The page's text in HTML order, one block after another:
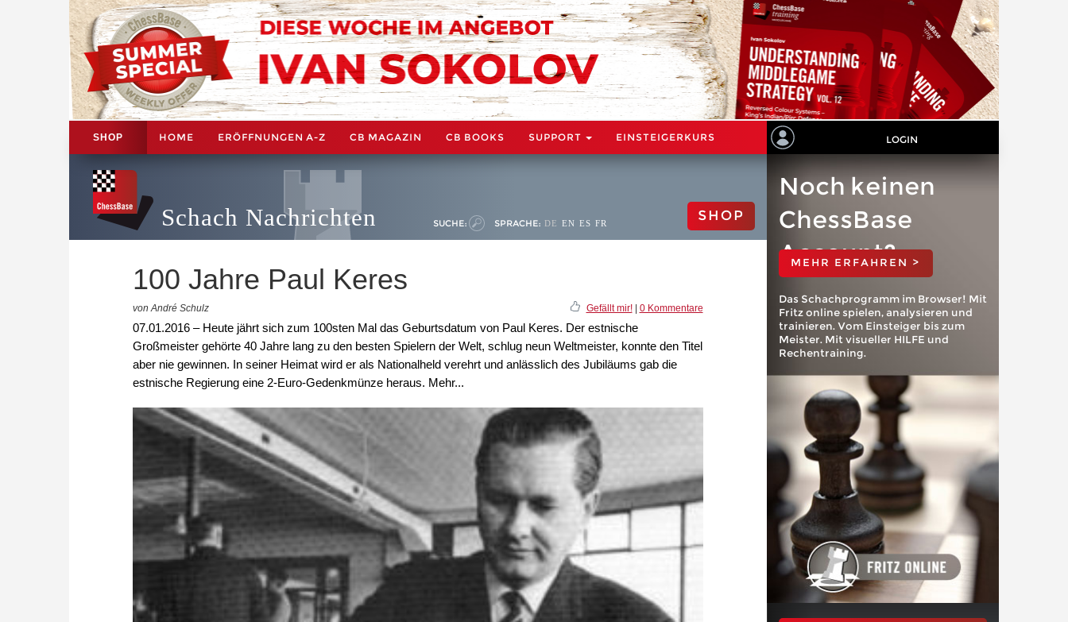
SHOP HOME ERÖFFNUNGEN A-Z CB MAGAZIN CB BOOKS SUPPORT EINSTEIGERKURS LOGIN
Schach Nachrichten SUCHE: SPRACHE: DE EN ES FR SHOP
100 Jahre Paul Keres
von André Schulz Gefällt mir!| 0 Kommentare
07.01.2016 – Heute jährt sich zum 100sten Mal das Geburtsdatum von Paul Keres. Der estnische
Großmeister gehörte 40 Jahre lang zu den besten Spielern der Welt, schlug neun Weltmeister, konnte den Titel
aber nie gewinnen. In seiner Heimat wird er als Nationalheld verehrt und anlässlich des Jubiläums gab die
estnische Regierung eine 2-Euro-Gedenkmünze heraus. Mehr...
Noch keinen
ChessBase
Account?
MEHR ERFAHREN >
Das Schachprogramm im Browser! Mit
Fritz online spielen, analysieren und
trainieren. Vom Einsteiger bis zum
Meister. Mit visueller HILFE und
Rechentraining.